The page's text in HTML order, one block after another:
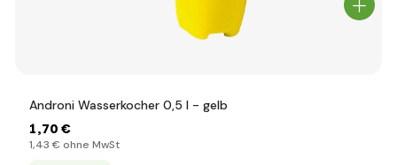
Androni Wasserkocher 0,5 l - gelb
1,70 €
1,43 € ohne MwSt